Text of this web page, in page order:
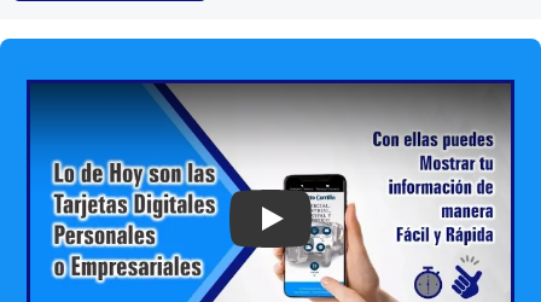
Play: Keynote (Google I/O '18)